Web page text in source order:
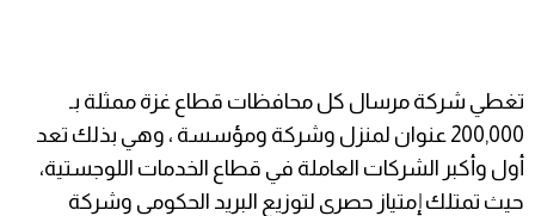
تغطي شركة مرسال كل محافظات قطاع غزة ممثلة بـ
200,000 عنوان لمنزل وشركة ومؤسسة ، وهي بذلك تعد
أول وأكبر الشركات العاملة في قطاع الخدمات اللوجستية،
حيث تمتلك إمتياز حصري لتوزيع البريد الحكومي وشركة